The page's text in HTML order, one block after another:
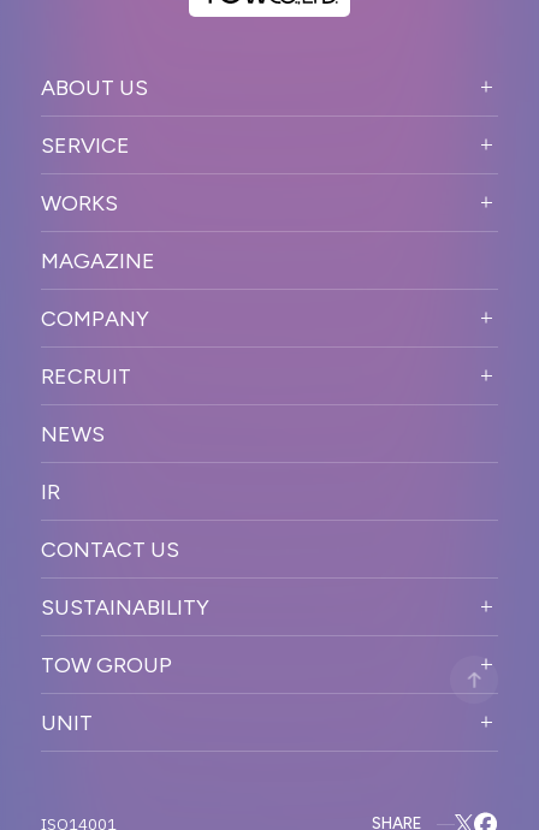
ABOUT US
PURPOSE
VISION
OUR DNA
SERVICE
STRONG POINT
BUSINESS DOMAIN
SOLUTION
WORKFLOW
WORKS
オンラインイベント
SNSプロモーション
プラットフォーム販
促
デジタル制作・映像
制作
PR
カンファレンス・展示会・アワ
ESPORTS・ゲームプロモーシ
MAGAZINE
COMPANY
COMPANY INFORMATION
MESSAGE
OFFICER
ACCESS
ORGANIZATION CHART
HISTORY
RECRUIT
新卒採用
キャリア採用
NEWS
IR
CONTACT US
SUSTAINABILITY
サステナビリティ
TOW GROUP
MOTTO
UNIT
ISO14001 SHARE